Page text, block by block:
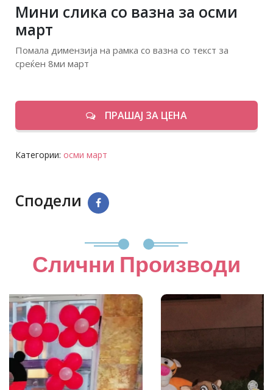
Мини слика со вазна за осми
март
Помала димензија на рамка со вазна со текст за
среќен 8ми март
ПРАШАЈ ЗА ЦЕНА
Категории: осми март
Сподели
Слични Производи